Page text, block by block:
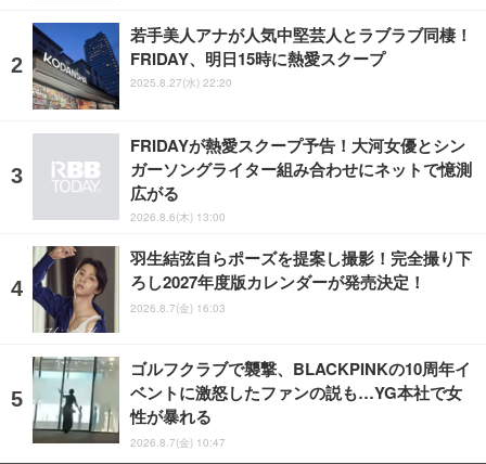
若手美人アナが人気中堅芸人とラブラブ同棲！
FRIDAY、明日15時に熱愛スクープ
2025.8.27(水) 22:20
FRIDAYが熱愛スクープ予告！大河女優とシン
ガーソングライター組み合わせにネットで憶測
広がる
2026.8.6(木) 13:00
羽生結弦自らポーズを提案し撮影！完全撮り下
ろし2027年度版カレンダーが発売決定！
2026.8.7(金) 16:03
ゴルフクラブで襲撃、BLACKPINKの10周年イ
ベントに激怒したファンの説も…YG本社で女
性が暴れる
2026.8.7(金) 10:47